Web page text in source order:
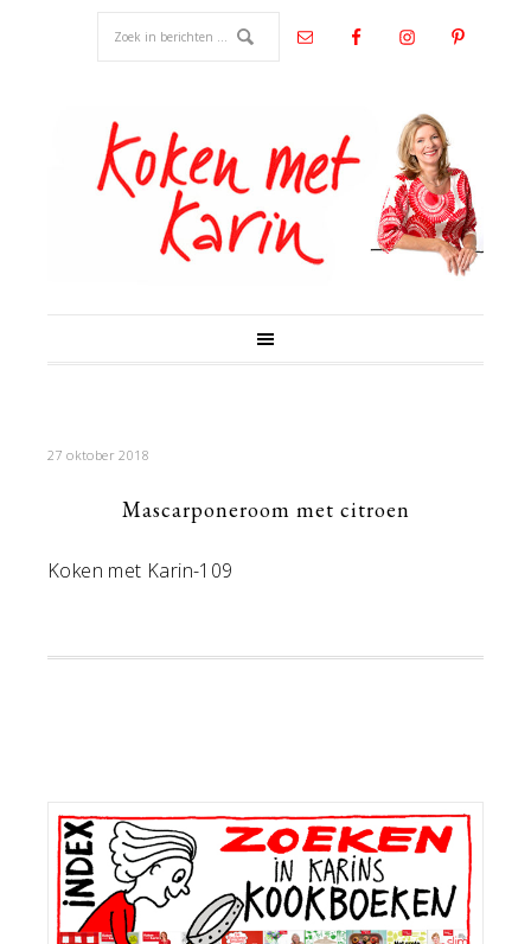
27 oktober 2018
Mascarponeroom met citroen
Koken met Karin-109
Primaire
Sidebar